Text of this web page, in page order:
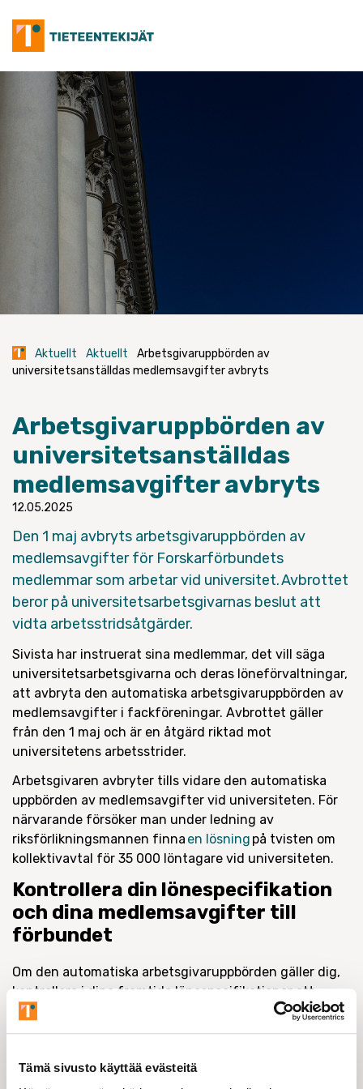
Tämä sivusto käyttää evästeitä
content
Aktuellt Aktuellt
Arbetsgivaruppbörden av
universitetsanställdas medlemsavgifter avbryts
Arbetsgivaruppbörden av
universitetsanställdas
medlemsavgifter avbryts
12.05.2025
Den 1 maj avbryts arbetsgivaruppbörden av
medlemsavgifter för Forskarförbundets
medlemmar som arbetar vid universitet. Avbrottet
beror på universitetsarbetsgivarnas beslut att
vidta arbetsstridsåtgärder.
Sivista har instruerat sina medlemmar, det vill säga
universitetsarbetsgivarna och deras löneförvaltningar,
att avbryta den automatiska arbetsgivaruppbörden av
medlemsavgifter i fackföreningar. Avbrottet gäller
från den 1 maj och är en åtgärd riktad mot
universitetens arbetsstrider.
Arbetsgivaren avbryter tills vidare den automatiska
uppbörden av medlemsavgifter vid universiteten. För
närvarande försöker man under ledning av
riksförlikningsmannen finna en lösning på tvisten om
kollektivavtal för 35 000 löntagare vid universiteten.
Kontrollera din lönespecifikation
och dina medlemsavgifter till
förbundet
Om den automatiska arbetsgivaruppbörden gäller dig,
kontrollera i dina framtida lönespecifikationer att
Forskarförbundets medlemsavgift har tagits ut från
din lön. Om medlemsavgiften saknas för någon månad,
Forskarförbundetse-kontakter